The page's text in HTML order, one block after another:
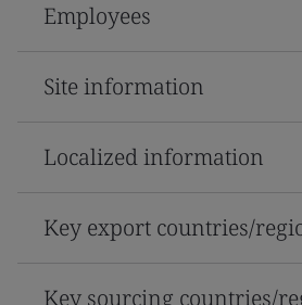
Employees
Site information
Localized information
Key export countries/
Key sourcing countries/